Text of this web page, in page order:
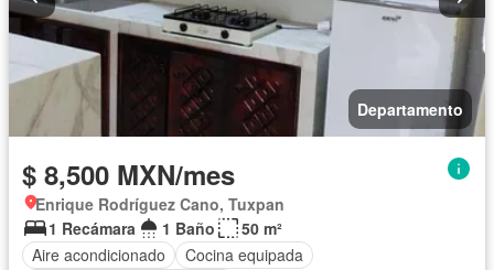
Departamento
$ 8,500 MXN/mes
Enrique Rodríguez Cano, Tuxpan
1 Recámara
1 Baño
50 m²
Aire acondicionado
Cocina equipada